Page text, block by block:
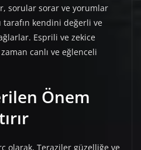
sorular sorar ve yorumlar
tarafın kendini değerli ve
Esprili ve zekice
canlı ve eğlenceli
Önem
olarak, Teraziler güzelliğe ve